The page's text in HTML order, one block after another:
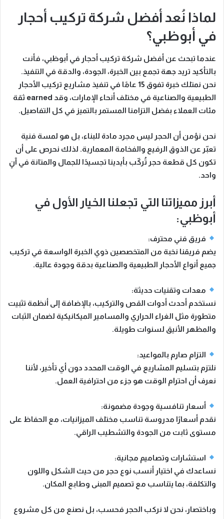
لماذا نُعد أفضل شركة تركيب أحجار
في أبوظبي؟
عندما تبحث عن أفضل شركة تركيب أحجار في أبوظبي، فأنت
بالتأكيد تريد جهة تجمع بين الخبرة، الجودة، والدقة في التنفيذ.
نحن نمتلك خبرة تفوق 15 عامًا
في تنفيذ مشاريع تركيب الأحجار
الطبيعية والصناعية في مختلف أنحاء الإمارات، وقد earned ثقة
مئات العملاء بفضل التزامنا المستمر بالتميز في كل التفاصيل.
نحن نؤمن أن الحجر ليس مجرد مادة للبناء، بل هو لمسة فنية
تعبّر عن الذوق الرفيع والفخامة المعمارية. لذلك نحرص على أن
تكون كل قطعة حجر تُركّب بأيدينا تجسيدًا للجمال والمتانة في آنٍ
واحد.
أبرز مميزاتنا التي تجعلنا الخيار الأول في
أبوظبي:
فريق فني محترف:
يضم فريقنا نخبة من المتخصصين ذوي الخبرة الواسعة في تركيب
جميع أنواع الأحجار الطبيعية والصناعية بدقة وجودة عالية.
معدات وتقنيات حديثة:
نستخدم أحدث أدوات القص والتركيب، بالإضافة إلى أنظمة تثبيت
متطورة مثل الغراء الحراري والمسامير الميكانيكية لضمان الثبات
والمظهر الأنيق لسنوات طويلة.
التزام صارم بالمواعيد:
نلتزم بتسليم المشاريع في الوقت المحدد دون أي تأخير، لأننا
نعرف أن احترام الوقت هو جزء من احترافية العمل.
أسعار تنافسية وجودة مضمونة:
نقدم أسعارًا مدروسة تناسب مختلف الميزانيات، مع الحفاظ على
مستوى ثابت من الجودة والتشطيب الراقي.
استشارات وتصاميم مجانية:
نساعدك في اختيار أنسب نوع حجر من حيث الشكل واللون
والتكلفة، بما يتناسب مع تصميم المبنى وطابع المكان.
وباختصار، نحن لا نركب الحجر فحسب، بل نصنع من كل مشروع